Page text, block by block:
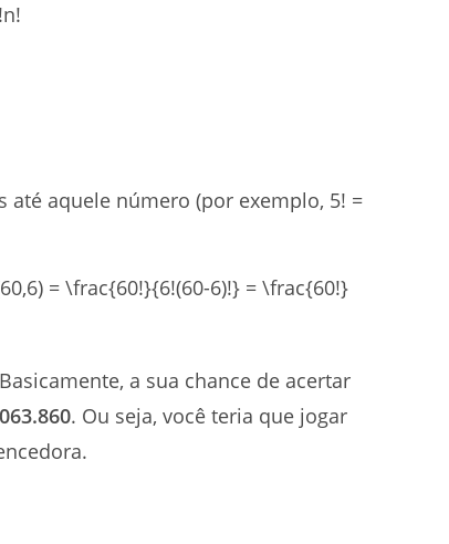
até aquele número (por exemplo, 5! =
= \frac{60!}{6!(60-6)!} = \frac{60!}
a sua chance de acertar
. Ou seja, você teria que jogar